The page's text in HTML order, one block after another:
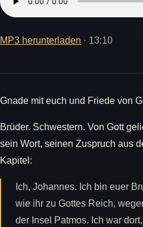
MP3 herunterladen · 13:10
Gnade mit euch und Friede von
Brüder. Schwestern. Von Gott
sein Wort, seinen Zuspruch aus
Kapitel:
Ich, Johannes. Ich bin euer
wie ihr zu Gottes Reich,
der Insel Patmos. Ich war